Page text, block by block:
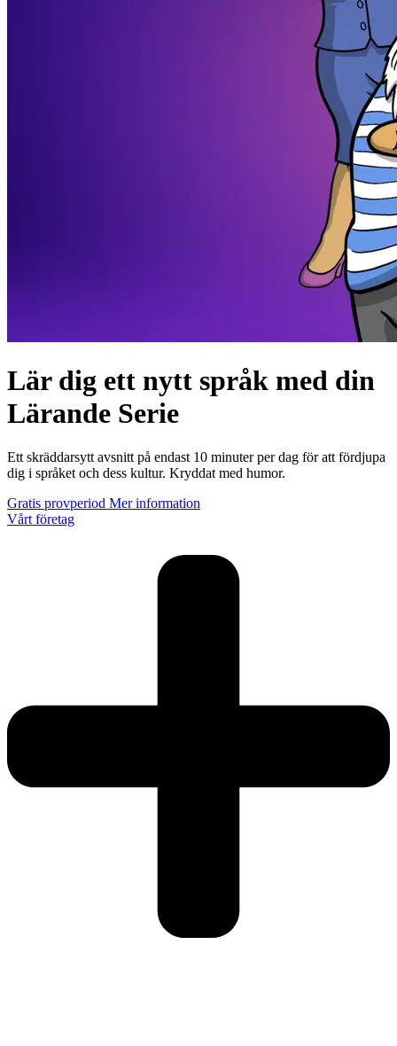
Lär dig ett nytt språk med din
Lärande Serie
Ett skräddarsytt avsnitt på endast 10 minuter per dag för att fördjupa
dig i språket och dess kultur. Kryddat med humor.
Gratis provperiod Mer information
Vårt företag